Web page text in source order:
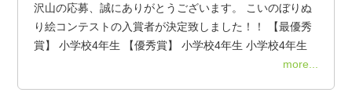
沢山の応募、誠にありがとうございます。 こいのぼりぬ
り絵コンテストの入賞者が決定致しました！！ 【最優秀
賞】 小学校4年生 【優秀賞】 小学校4年生 小学校4年生
more...